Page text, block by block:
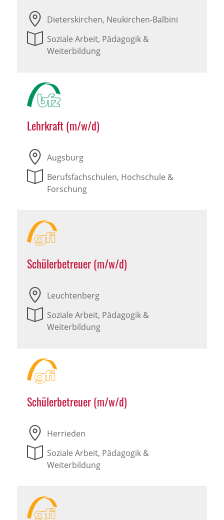
Dieterskirchen, Neukirchen-Balbini
Soziale Arbeit, Pädagogik &
Weiterbildung
Lehrkraft (m/w/d)
Augsburg
Berufsfachschulen, Hochschule &
Forschung
Schülerbetreuer (m/w/d)
Leuchtenberg
Soziale Arbeit, Pädagogik &
Weiterbildung
Schülerbetreuer (m/w/d)
Herrieden
Soziale Arbeit, Pädagogik &
Weiterbildung